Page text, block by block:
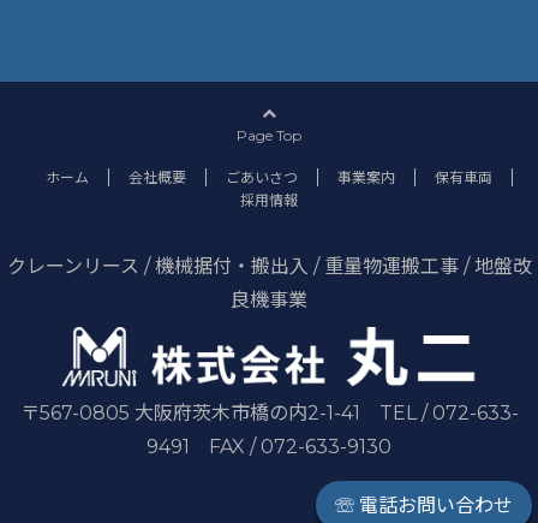
☏ 電話お問い合わせ
Page Top
ホーム 会社概要 ごあいさつ 事業案内
保有車両
採用情報
クレーンリース / 機械据付・搬出入 / 重量物運搬工事 / 地盤改
良機事業
〒567-0805 大阪府茨木市橋の内2-1-41 TEL / 072-633-
9491 FAX / 072-633-9130